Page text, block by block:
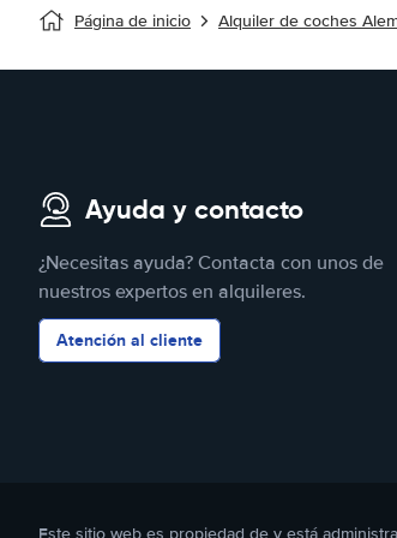
Página de inicio Alquiler de coches
Ayuda y contacto
¿Necesitas ayuda? Contacta con unos de
nuestros expertos en alquileres.
Atención al cliente
Este sitio web es propiedad de y está